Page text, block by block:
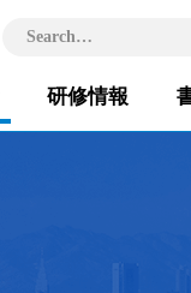
Search…
研修情報